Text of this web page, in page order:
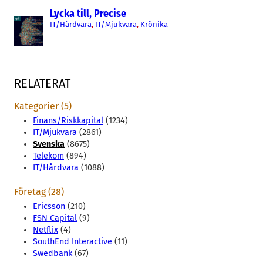
Lycka till, Precise
IT/Hårdvara, IT/Mjukvara, Krönika
RELATERAT
Kategorier (5)
Finans/Riskkapital (1234)
IT/Mjukvara (2861)
Svenska (8675)
Telekom (894)
IT/Hårdvara (1088)
Företag (28)
Ericsson (210)
FSN Capital (9)
Netflix (4)
SouthEnd Interactive (11)
Swedbank(67)